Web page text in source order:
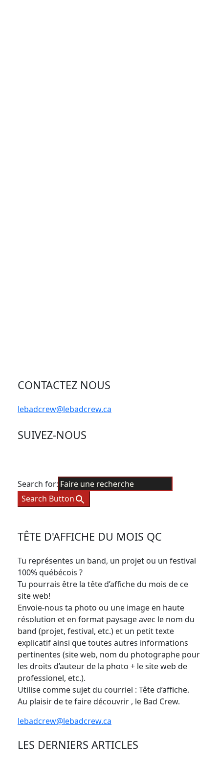
CONTACTEZ NOUS
lebadcrew@lebadcrew.ca
SUIVEZ-NOUS
Search for:
Search Button
TÊTE D'AFFICHE DU MOIS QC
Tu représentes un band, un projet ou un festival
100% québécois ?
Tu pourrais être la tête d’affiche du mois de ce
site web!
Envoie-nous ta photo ou une image en haute
résolution et en format paysage avec le nom du
band (projet, festival, etc.) et un petit texte
explicatif ainsi que toutes autres informations
pertinentes (site web, nom du photographe pour
les droits d’auteur de la photo + le site web de
professionel, etc.).
Utilise comme sujet du courriel : Tête d’affiche.
Au plaisir de te faire découvrir , le Bad Crew.
lebadcrew@lebadcrew.ca
LES DERNIERS ARTICLES